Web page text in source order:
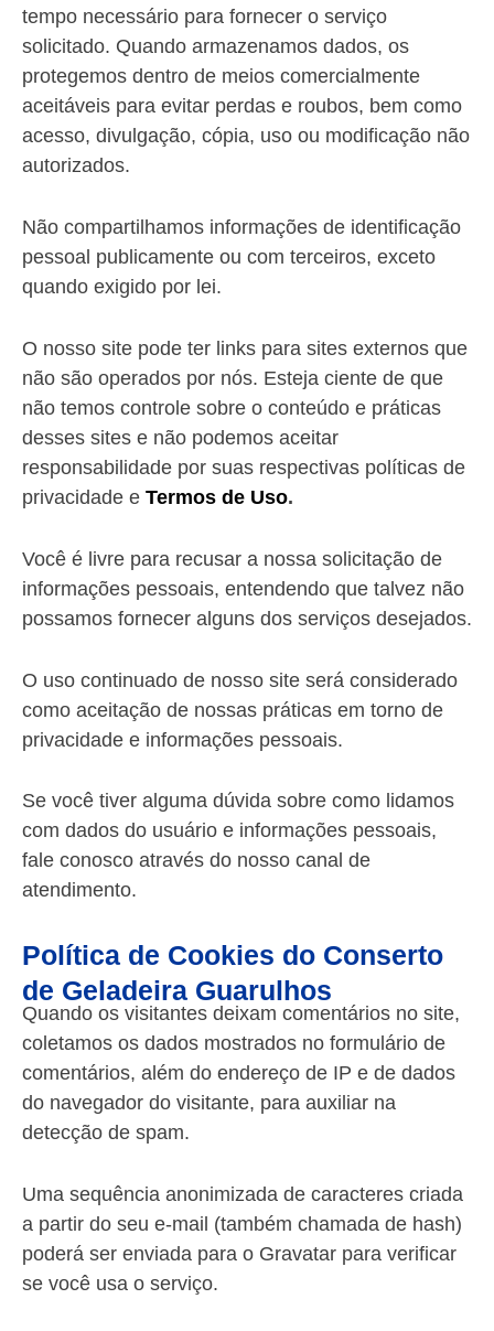
tempo necessário para fornecer o serviço
solicitado. Quando armazenamos dados, os
protegemos dentro de meios comercialmente
aceitáveis para evitar perdas e roubos, bem como
acesso, divulgação, cópia, uso ou modificação não
autorizados.
Não compartilhamos informações de identificação
pessoal publicamente ou com terceiros, exceto
quando exigido por lei.
O nosso site pode ter links para sites externos que
não são operados por nós. Esteja ciente de que
não temos controle sobre o conteúdo e práticas
desses sites e não podemos aceitar
responsabilidade por suas respectivas políticas de
privacidade e Termos de Uso.
Você é livre para recusar a nossa solicitação de
informações pessoais, entendendo que talvez não
possamos fornecer alguns dos serviços desejados.
O uso continuado de nosso site será considerado
como aceitação de nossas práticas em torno de
privacidade e informações pessoais.
Se você tiver alguma dúvida sobre como lidamos
com dados do usuário e informações pessoais,
fale conosco através do nosso canal de
atendimento.
Política de Cookies do Conserto
de Geladeira Guarulhos
Quando os visitantes deixam comentários no site,
coletamos os dados mostrados no formulário de
comentários, além do endereço de IP e de dados
do navegador do visitante, para auxiliar na
detecção de spam.
Uma sequência anonimizada de caracteres criada
a partir do seu e-mail (também chamada de hash)
poderá ser enviada para o Gravatar para verificar
se você usa o serviço.